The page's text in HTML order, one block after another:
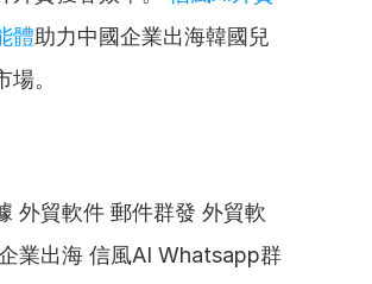
體助力中國企業出海韓國兒
。
外貿軟件 郵件群發 外貿軟
業出海 信風AI Whatsapp群